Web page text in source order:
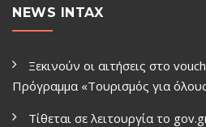
NEWS INTAX
Ξεκινούν οι αιτήσεις στο
Πρόγραμμα «Τουρισμός για
Τίθεται σε λειτουργία το